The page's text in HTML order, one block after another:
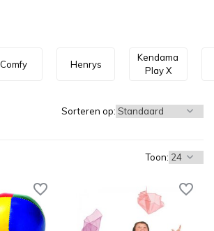
Comfy Henrys
Kendama
Play X
Toon:
Sorteren op: